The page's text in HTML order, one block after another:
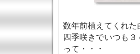
数年前植えてくれた
四季咲きでいつも
って・・・